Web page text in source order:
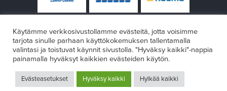
Design:VÄRIKÄS
Käytämme verkkosivustollamme evästeitä, jotta voisimme
tarjota sinulle parhaan käyttökokemuksen tallentamalla
valintasi ja toistuvat käynnit sivustolla. "Hyväksy kaikki"-nappia
painamalla hyväksyt kaikkien evästeiden käytön.
Evästeasetukset Hyväksy kaikki Hylkää kaikki